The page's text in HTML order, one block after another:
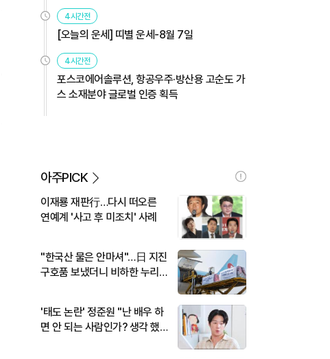
4시간전
[오늘의 운세] 띠별 운세-8월 7일
4시간전
포스코에어솔루션, 항공우주·방산용 고순도 가
스 소재분야 글로벌 인증 획득
아주PICK
이재룡 재판行…다시 떠오른
연예계 '사고 후 미조치' 사례
"한국산 물은 안마셔"…日 지진
구호품 보냈더니 비하한 누리
'태도 논란' 정준원 "난 배우 하
면 안 되는 사람인가? 생각 했